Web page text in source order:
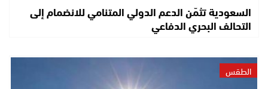
السعودية تثمّن الدعم الدولي المتنامي للانضمام إلى
التحالف البحري الدفاعي
الطقس